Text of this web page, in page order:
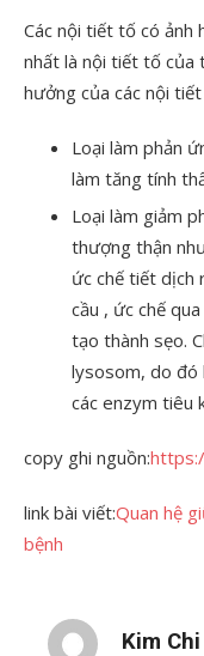
Các nội tiết tố có ảnh
nhất là nội tiết tố của
hưởng của các nội
Loại làm phản
làm tăng tính
Loại làm giảm
thượng thận
ức chế tiết dịch
cầu , ức chế
tạo thành sẹo.
lysosom, do đó
các enzym tiêu
copy ghi nguồn:
link bài viết:Quan hệ
bệnh
Kim